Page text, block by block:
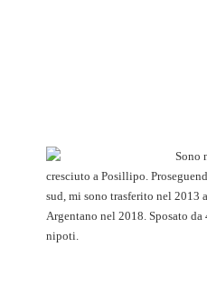
Sono
cresciuto a Posillipo.
sud, mi sono trasferito nel 2013
Argentano nel 2018. Sposato
nipoti.